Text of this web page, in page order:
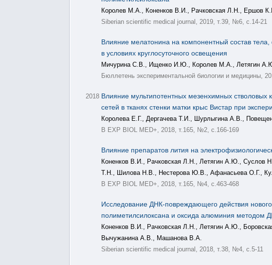
Королев М.А., Коненков В.И., Рачковская Л.Н., Ершов
Siberian scientific medical journal, 2019, т.39, №6, с.14-21
Влияние мелатонина на компонентный состав
в условиях круглосуточного освещения
Мичурина С.В., Ищенко И.Ю., Королев М.А., Летягин
Бюллетень экспериментальной биологии и медицины,
2018 Влияние мультипотентных мезенхимных стволовых
сетей в тканях стенки матки крыс Вистар при
Королева Е.Г., Дергачева Т.И., Шурлыгина А.В.,
B EXP BIOL MED+, 2018, т.165, №2, с.166-169
Влияние препаратов лития на
Коненков В.И., Рачковская Л.Н., Летягин А.Ю.,
Т.Н., Шилова Н.В., Нестерова Ю.В., Афанасьева О.Г.,
B EXP BIOL MED+, 2018, т.165, №4, с.463-468
Исследование ДНК-повреждающего действия нового
полиметилсилоксана и оксида алюминия методом
Коненков В.И., Рачковская Л.Н., Летягин А.Ю.,
Вычужанина А.В., Машанова В.А.
Siberian scientific medical journal, 2018, т.38, №4, с.5-11